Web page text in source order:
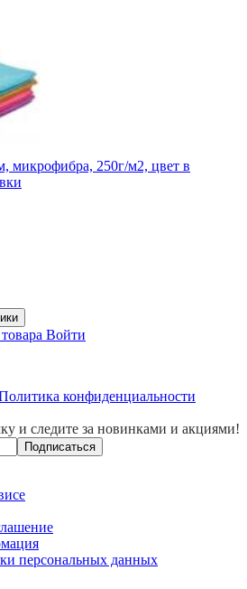
микрофибра, 250г/м2, цвет в
Войти
конфиденциальности
и следите за новинками и акциями!
Подписаться
персональных данных